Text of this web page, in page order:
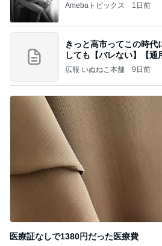
Amebaトピックス 1日前
きっと高市ってこの時
しても【バレない】【
だろ
広報 いぬねこ本舗 9日前
医療証なしで1380円だった医療費